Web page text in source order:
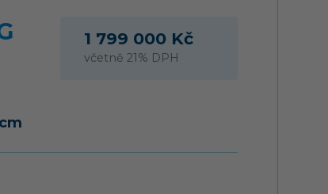
1 799 000 Kč
včetně 21% DPH